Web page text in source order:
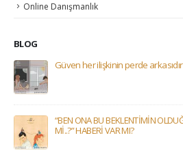
Online Danışmanlık
BLOG
Güven her ilişkinin perde arkasıdır
“BEN ONA BU BEKLENTİMİN
Mİ..?” HABERİ VAR MI?